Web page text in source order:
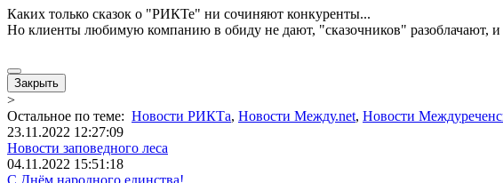
Каких только сказок о "РИКТе" ни сочиняют конкуренты...
Но клиенты любимую компанию в обиду не дают, "сказочников" разоблачают, и
Закрыть
>
Остальное по теме: Новости РИКТа, Новости Между.net, Новости
23.11.2022 12:27:09
Новости заповедного леса
04.11.2022 15:51:18
С Днём народного единства!